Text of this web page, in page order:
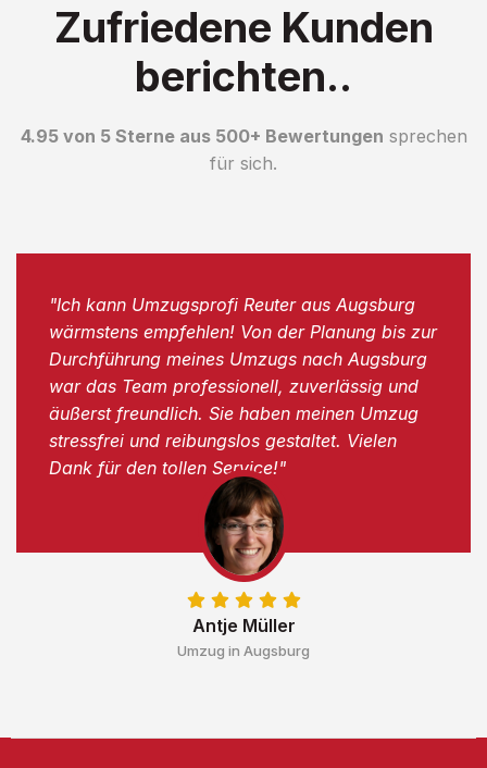
Zufriedene Kunden
berichten..
4.95 von 5 Sterne aus 500+ Bewertungen sprechen
für sich.
Antje Müller
Umzug in Augsburg
"Ich kann Umzugsprofi Reuter aus Augsburg
wärmstens empfehlen! Von der Planung bis zur
Durchführung meines Umzugs nach Augsburg
war das Team professionell, zuverlässig und
äußerst freundlich. Sie haben meinen Umzug
stressfrei und reibungslos gestaltet. Vielen
Dank für den tollen Service!"